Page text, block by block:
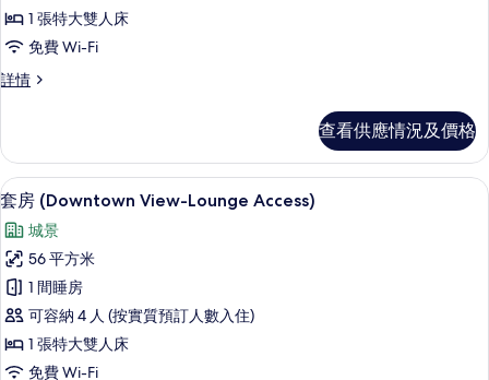
政
套
房,
1
臥
室
(Lounge
Access)
的
相
片
1 張特大雙人床
免費 Wi-Fi
詳情
行
1
間
臥
(Lounge
Access)
詳
情
查看供應情況及價格
載
入
所
有
套
房
(Downtown
高級寢具、特厚豪華床墊、迷你吧、
10
套房 (Downtown View-Lounge Access)
城景
56 平方米
1 間睡房
可容納 4 人 (按實質預訂人數入住)
1 張特大雙人床
免費 Wi-Fi